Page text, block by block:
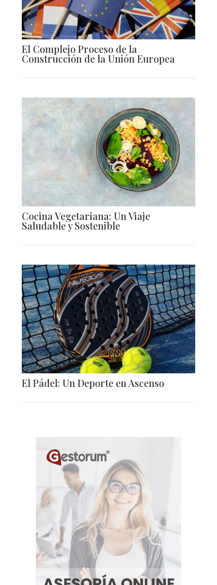
El Complejo Proceso de la
Construcción de la Unión Europea
Cocina Vegetariana: Un Viaje
Saludable y Sostenible
El Pádel: Un Deporte en Ascenso